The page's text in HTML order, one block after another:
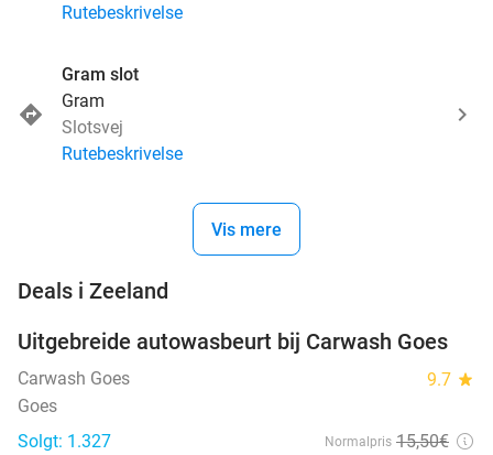
Rutebeskrivelse
Gram slot
Gram
Slotsvej
Rutebeskrivelse
Vis mere
Deals i Zeeland
36%
Uitgebreide autowasbeurt bij Carwash Goes
Carwash Goes 9.7 star
Goes
Solgt: 1.327
Normalpris 15,50€